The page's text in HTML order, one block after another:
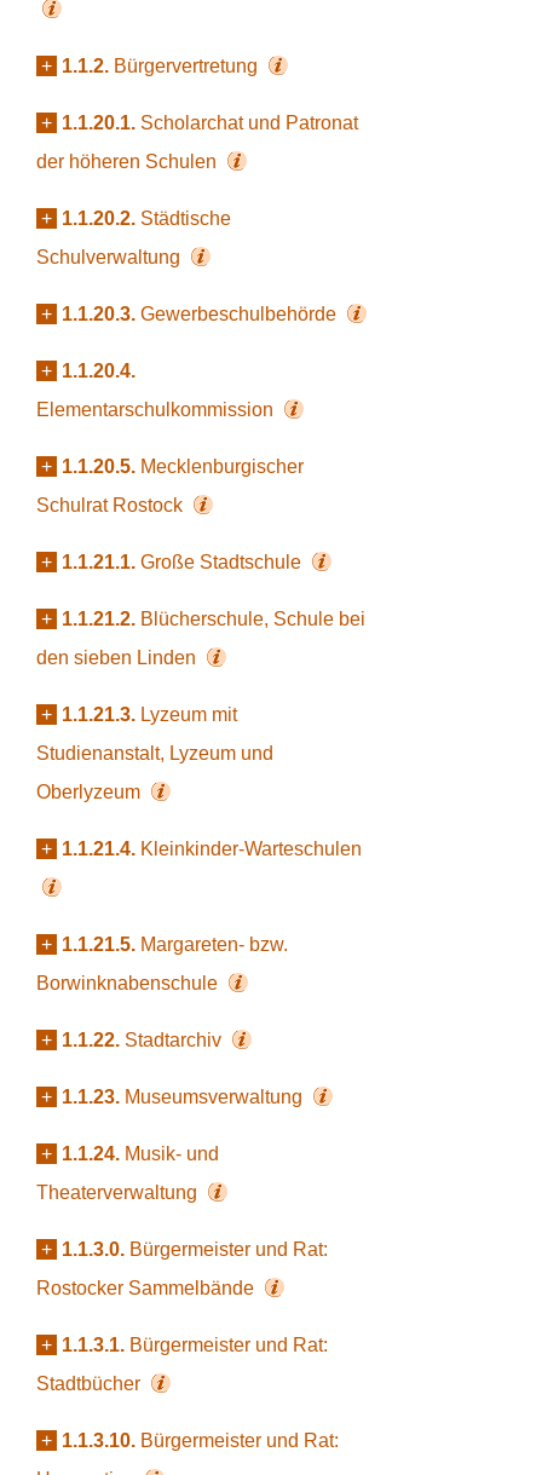
+ 1.1.2. Bürgervertretung
+ 1.1.20.1. Scholarchat und Patronat
der höheren Schulen
+ 1.1.20.2. Städtische
Schulverwaltung
+ 1.1.20.3. Gewerbeschulbehörde
+ 1.1.20.4.
Elementarschulkommission
+ 1.1.20.5. Mecklenburgischer
Schulrat Rostock
+ 1.1.21.1. Große Stadtschule
+ 1.1.21.2. Blücherschule, Schule bei
den sieben Linden
+ 1.1.21.3. Lyzeum mit
Studienanstalt, Lyzeum und
Oberlyzeum
+ 1.1.21.4. Kleinkinder-Warteschulen
+ 1.1.21.5. Margareten- bzw.
Borwinknabenschule
+ 1.1.22. Stadtarchiv
+ 1.1.23. Museumsverwaltung
+ 1.1.24. Musik- und
Theaterverwaltung
+ 1.1.3.0. Bürgermeister und Rat:
Rostocker Sammelbände
+ 1.1.3.1. Bürgermeister und Rat:
Stadtbücher
+ 1.1.3.10. Bürgermeister und Rat: